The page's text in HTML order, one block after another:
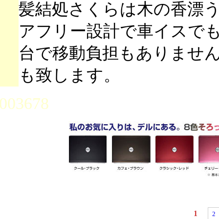
髪結処さくらは木の香漂
アフリー設計で車イスで
台で移動負担もありませ
も致します。
1 2